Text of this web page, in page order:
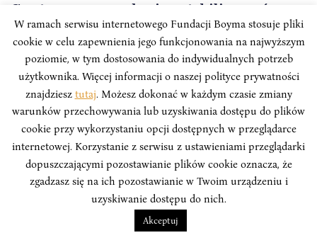
Czy tym razem uda się ustabilizować
system władzy?
Kiedy wszystkie oczy skierowane są na Kazachstan, w
innym państwie Azji Centralnej sytuacja może być
równie wybuchowa. 28 listopada odbyły się powtórzone
wybory do kirgiskiego parlamentu. Poprzednie, które
miały miejsce 4 października 2020 r., doprowadziły do
masowych wystąpień społecznych.
Jerzy Olędzki
W ramach serwisu internetowego Fundacji Boyma stosuje pliki
cookie w celu zapewnienia jego funkcjonowania na najwyższym
poziomie, w tym dostosowania do indywidualnych potrzeb
użytkownika. Więcej informacji o naszej polityce prywatności
znajdziesz tutaj. Możesz dokonać w każdym czasie zmiany
warunków przechowywania lub uzyskiwania dostępu do plików
cookie przy wykorzystaniu opcji dostępnych w przeglądarce
internetowej. Korzystanie z serwisu z ustawieniami przeglądarki
dopuszczającymi pozostawianie plików cookie oznacza, że
zgadzasz się na ich pozostawianie w Twoim urządzeniu i
uzyskiwanie dostępu do nich.
Akceptuj